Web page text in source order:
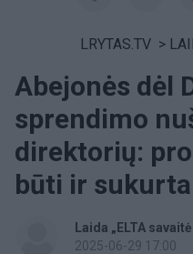
LRYTAS.TV >
Abejonės dėl
sprendimo
direktorių:
būti ir sukurta
Laida „ELTA
2025-06-29 17:00